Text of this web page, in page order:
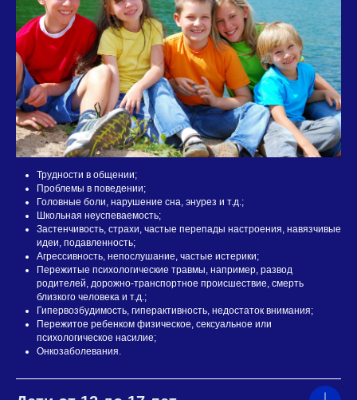
Трудности в общении;
Проблемы в поведении;
Головные боли, нарушение сна, энурез и т.д.;
Школьная неуспеваемость;
Застенчивость, страхи, частые перепады настроения, навязчивые
идеи, подавленность;
Агрессивность, непослушание, частые истерики;
Пережитые психологические травмы, например, развод
родителей, дорожно-транспортное происшествие, смерть
близкого человека и т.д.;
Гипервозбудимость, гиперактивность, недостаток внимания;
Пережитое ребенком физическое, сексуальное или
психологическое насилие;
Онкозаболевания.